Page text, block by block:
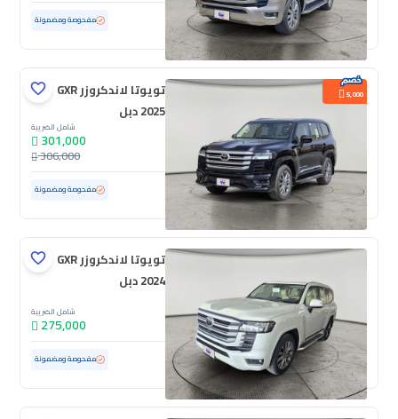
مستعملة 22,003 كم ممشى قليل مفحوصة ومضمونة
5,000
تويوتا لاندكروزر GXR
2025 دبل
شامل الضريبة
301,000
306,000
مستعملة 14,090 كم ممشى قليل مفحوصة ومضمونة
تويوتا لاندكروزر GXR
2024 دبل
شامل الضريبة
275,000
مستعملة 57,731 كم مفحوصة ومضمونة